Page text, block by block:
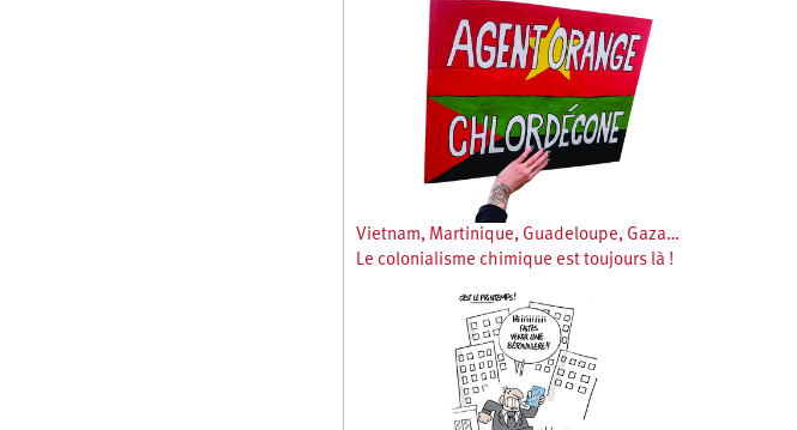
Vietnam, Martinique, Guadeloupe, Gaza…
Le colonialisme chimique est toujours là !